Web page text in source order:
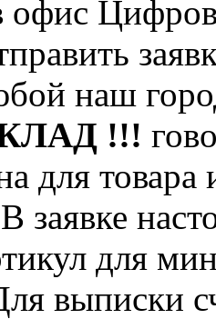
офис
наш
!!!
для
заявке
для
выписки